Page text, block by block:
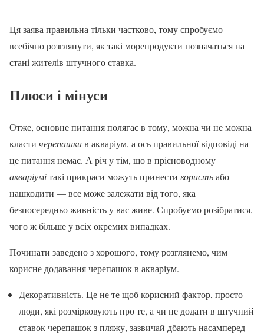
Ця заява правильна тільки частково, тому спробуємо
всебічно розглянути, як такі морепродукти позначаться на
стані жителів штучного ставка.
Плюси і мінуси
Отже, основне питання полягає в тому, можна чи не можна
класти черепашкив акваріум, а ось правильної відповіді на
це питання немає. А річ у тім, що в прісноводному
акваріумітакі прикраси можуть принести користьабо
нашкодити — все може залежати від того, яка
безпосередньо живність у вас живе. Спробуємо розібратися,
чого ж більше у всіх окремих випадках.
Починати заведено з хорошого, тому розглянемо, чим
корисне додавання черепашок в акваріум.
Декоративність. Це не те щоб корисний фактор, просто
люди, які розмірковують про те, а чи не додати в штучний
ставок черепашок з пляжу, зазвичай дбають насамперед